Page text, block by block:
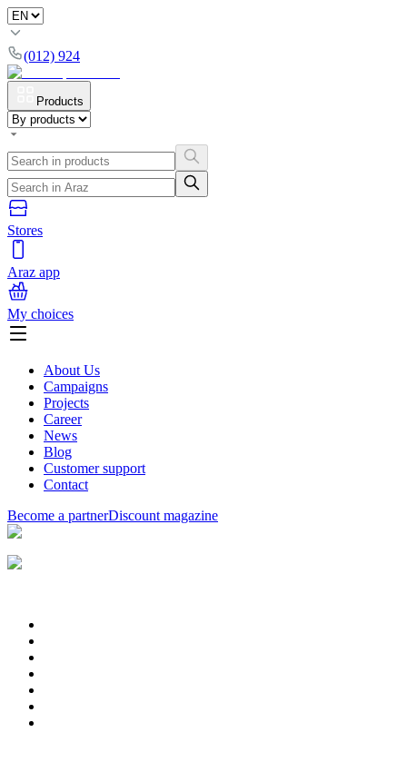
(012) 924
Products
Stores
Araz app
My choices
About Us
Campaigns
Projects
Career
News
Blog
Customer support
Contact
Become a partnerDiscount magazine